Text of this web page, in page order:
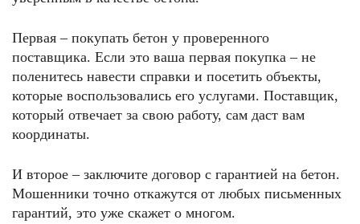
Первая – покупать бетон у проверенного
поставщика. Если это ваша первая покупка – не
поленитесь навести справки и посетить объекты,
которые воспользовались его услугами. Поставщик,
который отвечает за свою работу, сам даст вам
координаты.
И второе – заключите договор с гарантией на бетон.
Мошенники точно откажутся от любых письменных
гарантий, это уже скажет о многом.